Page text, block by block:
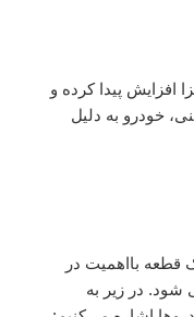
افزایش پیدا کرده و
خودرو به دلیل
قطعه بااهمیت در
شود. در زیر به